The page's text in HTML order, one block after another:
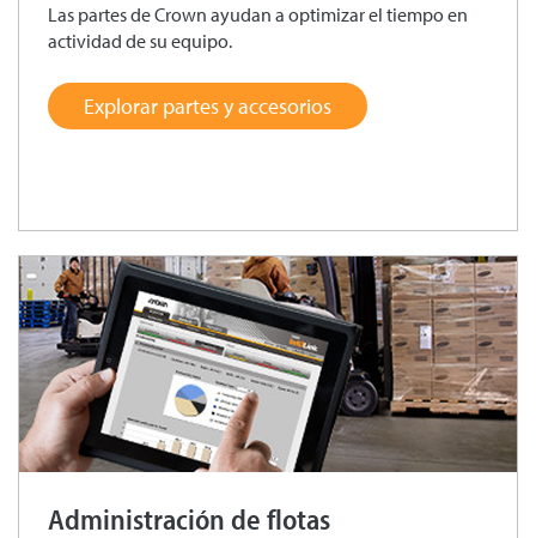
Las partes de Crown ayudan a optimizar el tiempo en
actividad de su equipo.
Explorar partes y accesorios
Administración de flotas